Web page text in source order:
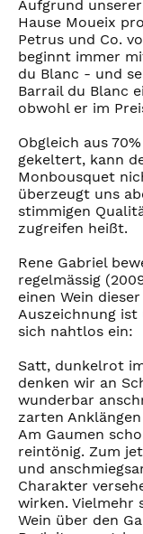
Aufgrund
Hause Moueix
Petrus und Co.
beginnt immer
du Blanc - und
Barrail du Blanc
obwohl er im
Obgleich aus
gekeltert, kann
Monbousquet
überzeugt uns
stimmigen
zugreifen heißt.
Rene Gabriel
regelmässig
einen Wein
Auszeichnung ist
sich nahtlos ein:
Satt, dunkelrot
denken wir an
wunderbar
zarten
Am Gaumen
reintönig. Zum
und
Charakter
wirken. Vielmehr
Wein über den